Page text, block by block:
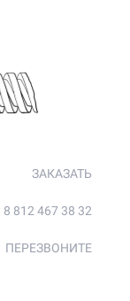
ЗАКАЗАТЬ
8 812 467 38 32
ПЕРЕЗВОНИТЕ